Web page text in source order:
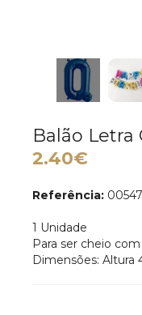
Balão Letra
2.40€
Referência:
1 Unidade
Para ser cheio
Dimensões: Altura